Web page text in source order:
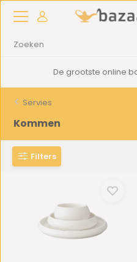
2000m2
Servies
Kommen
Filters